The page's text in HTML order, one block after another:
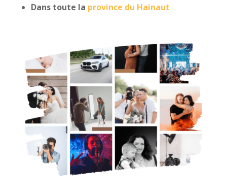
Dans toute la province du Hainaut